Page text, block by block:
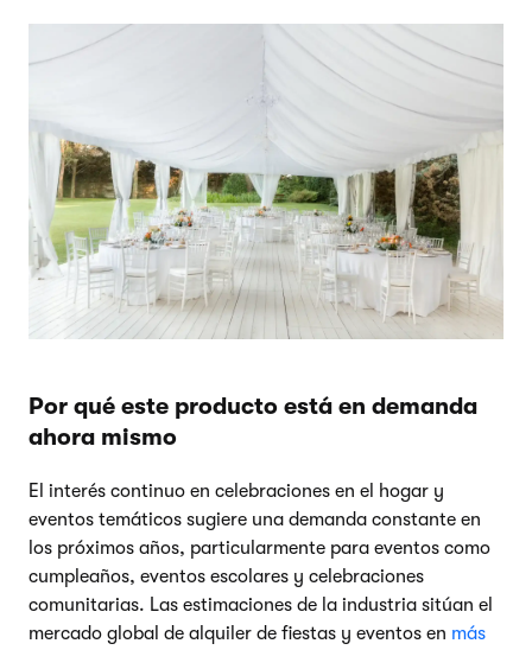
Por qué este producto está en demanda
ahora mismo
El interés continuo en celebraciones en el hogar y
eventos temáticos sugiere una demanda constante en
los próximos años, particularmente para eventos como
cumpleaños, eventos escolares y celebraciones
comunitarias. Las estimaciones de la industria sitúan el
mercado global de alquiler de fiestas y eventos en más